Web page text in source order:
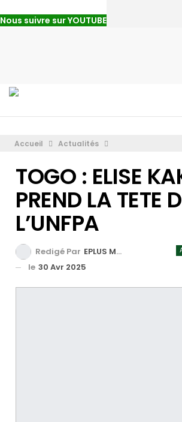
Nous suivre sur YOUTUBE
Accueil Actualités
TOGO : ELISE
PREND LA TETE
L’UNFPA
Redigé Par EPLUS MEDIA TV
le 30 Avr 2025